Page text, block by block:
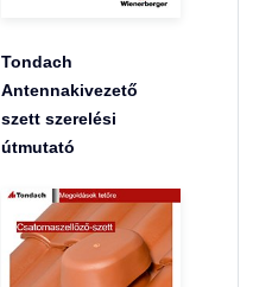
Tondach
Antennakivezető
szett szerelési
útmutató